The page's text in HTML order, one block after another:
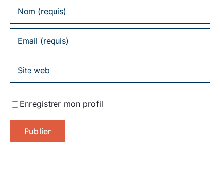
Enregistrer mon profil